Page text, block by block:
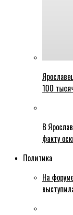
100
В
факту
Политика
На